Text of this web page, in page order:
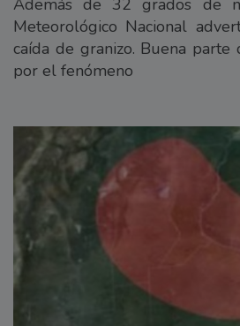
Meteorológico Nacional
caída de granizo. Buena parte
por el fenómeno